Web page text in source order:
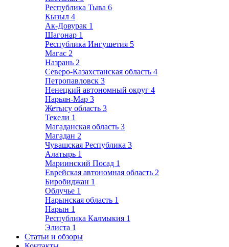
Республика Тыва 6
Кызыл 4
Ак-Довурак 1
Шагонар 1
Республика Ингушетия 5
Магас 2
Назрань 2
Северо-Казахстанская область 4
Петропавловск 3
Ненецкий автономный округ 4
Нарьян-Мар 3
Жетысу область 3
Текели 1
Магаданская область 3
Магадан 2
Чувашская Республика 3
Алатырь 1
Мариинский Посад 1
Еврейская автономная область 2
Биробиджан 1
Облучье 1
Нарынская область 1
Нарын 1
Республика Калмыкия 1
Элиста 1
Статьи и обзоры